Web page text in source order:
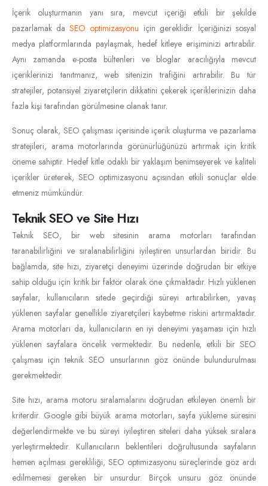
İçerik oluşturmanın yanı sıra, mevcut içeriği etkili bir şekilde
pazarlamak daSEO optimizasyonu için gereklidir. İçeriğinizi sosyal
medya platformlarında paylaşmak, hedef kitleye erişiminizi artırabilir.
Aynı zamanda e-posta bültenleri ve bloglar aracılığıyla mevcut
içeriklerinizi tanıtmanız, web sitenizin trafiğini artırabilir. Bu tür
stratejiler, potansiyel ziyaretçilerin dikkatini çekerek içeriklerinizin daha
fazla kişi tarafından görülmesine olanak tanır.
Sonuç olarak, SEO çalışması içerisinde içerik oluşturma ve pazarlama
stratejileri, arama motorlarında görünürlüğünüzü artırmak için kritik
öneme sahiptir. Hedef kitle odaklı bir yaklaşım benimseyerek ve kaliteli
içerikler üreterek, SEO optimizasyonu açısından etkili sonuçlar elde
etmeniz mümkündür.
Teknik SEO ve Site Hızı
Teknik SEO, bir web sitesinin arama motorları tarafından
taranabilirliğini ve sıralanabilirliğini iyileştiren unsurlardan biridir. Bu
bağlamda, site hızı, ziyaretçi deneyimi üzerinde doğrudan bir etkiye
sahip olduğu için kritik bir faktör olarak öne çıkmaktadır. Hızlı yüklenen
sayfalar, kullanıcıların sitede geçirdiği süreyi artırabilirken, yavaş
yüklenen sayfalar genellikle ziyaretçileri kaybetme riskini artırmaktadır.
Arama motorları da, kullanıcıların en iyi deneyimi yaşaması için hızlı
yüklenen sayfalara öncelik vermektedir. Bu nedenle, etkili bir SEO
çalışması için teknik SEO unsurlarının göz önünde bulundurulması
gerekmektedir.
Site hızı, arama motoru sıralamalarını doğrudan etkileyen önemli bir
kriterdir. Google gibi büyük arama motorları, sayfa yükleme süresini
değerlendirmekte ve bu süreyi iyileştiren siteleri daha yüksek sıralara
yerleştirmektedir. Kullanıcıların beklentileri doğrultusunda sayfaların
hemen açılması gerekliliği, SEO optimizasyonu süreçlerinde göz ardı
edilmemesi gereken bir unsurdur. Birçok unsuru göz önünde